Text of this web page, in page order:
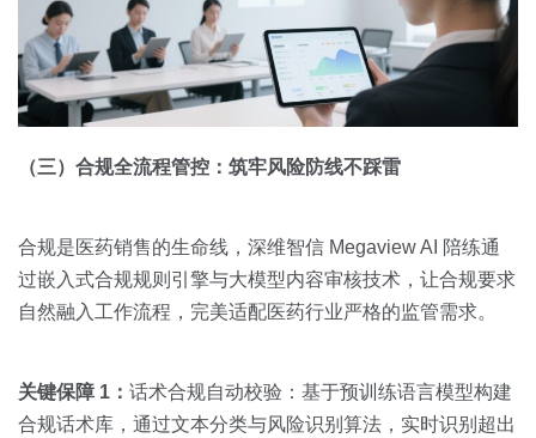
（三）合规全流程管控：筑牢风险防线不踩雷
合规是医药销售的生命线，深维智信 Megaview AI 陪练通
过嵌入式合规规则引擎与大模型内容审核技术，让合规要求
自然融入工作流程，完美适配医药行业严格的监管需求。
关键保障 1： 话术合规自动校验：基于预训练语言模型构建
合规话术库，通过文本分类与风险识别算法，实时识别超出